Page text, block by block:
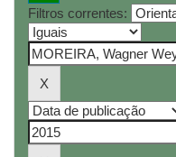
Filtros correntes: